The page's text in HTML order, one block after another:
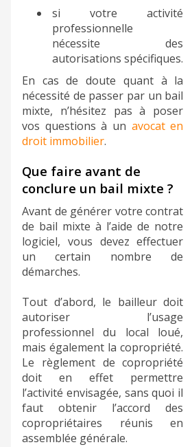
si votre activité
professionnelle
nécessite des
autorisations spécifiques.
En cas de doute quant à la
nécessité de passer par un bail
mixte, n’hésitez pas à poser
vos questions à un avocat en
droit immobilier.
Que faire avant de
conclure un bail mixte ?
Avant de générer votre contrat
de bail mixte à l’aide de notre
logiciel, vous devez effectuer
un certain nombre de
démarches.
Tout d’abord, le bailleur doit
autoriser l’usage
professionnel du local loué,
mais également la copropriété.
Le règlement de copropriété
doit en effet permettre
l’activité envisagée, sans quoi il
faut obtenir l’accord des
copropriétaires réunis en
assemblée générale.